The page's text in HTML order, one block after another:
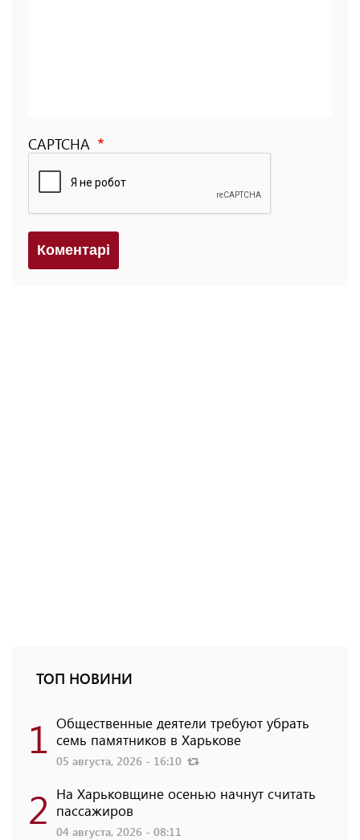
CAPTCHA
Коментарi
ТОП НОВИНИ
1 Общественные деятели требуют убрать
семь памятников в Харькове
05 августа, 2026 - 16:10
2 На Харьковщине осенью начнут считать
пассажиров
04 августа, 2026 - 08:11